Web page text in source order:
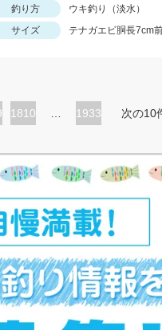
釣り方
ウキ釣り（淡水）
サイズ テナガエビ胴長7cm
ペ
1810 1933 次の10